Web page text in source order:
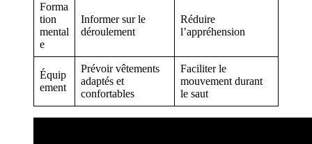
Forma
tion
mental
e
Informer sur le
déroulement
Réduire
l’appréhension
Équip
ement
Prévoir vêtements
adaptés et
confortables
Faciliter le
mouvement durant
le saut